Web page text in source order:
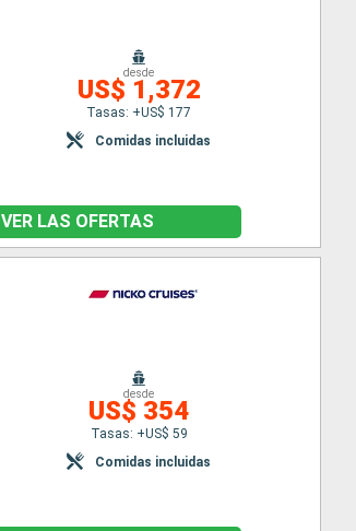
desde
US$ 1,372
Tasas: +US$ 177
Comidas incluidas
VER LAS OFERTAS
desde
US$ 354
Tasas: +US$ 59
Comidas incluidas